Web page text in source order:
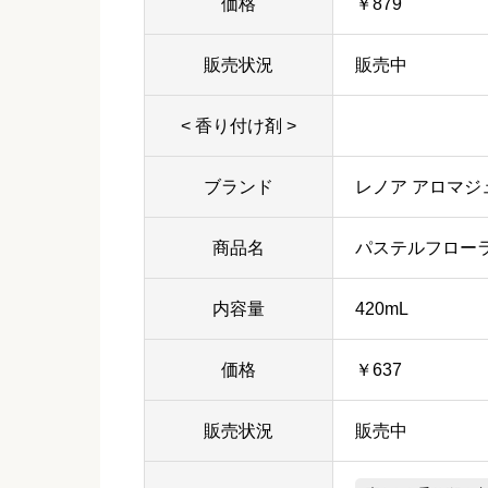
販売状況 販売中
< 香り付け剤 >
ブランド レノア アロマジ
商品名 パステルフロー
内容量 420mL
価格 ￥637
販売状況 販売中